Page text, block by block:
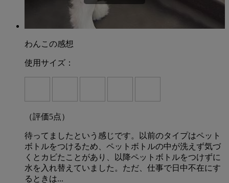
わんこの感想
使用サイズ：
（評価5点）
待ってましたという感じです。以前のタイプはペット
ボトルをつけるため、ペットボトルの中が洗えず気づ
くとカビたことがあり、以降ペットボトルをつけずに
水を入れ替えていました。ただ、仕事で日中不在にす
るときは...